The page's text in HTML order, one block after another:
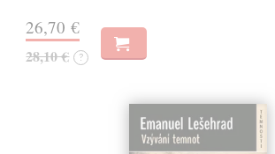
26,70 €
28,10 € ?